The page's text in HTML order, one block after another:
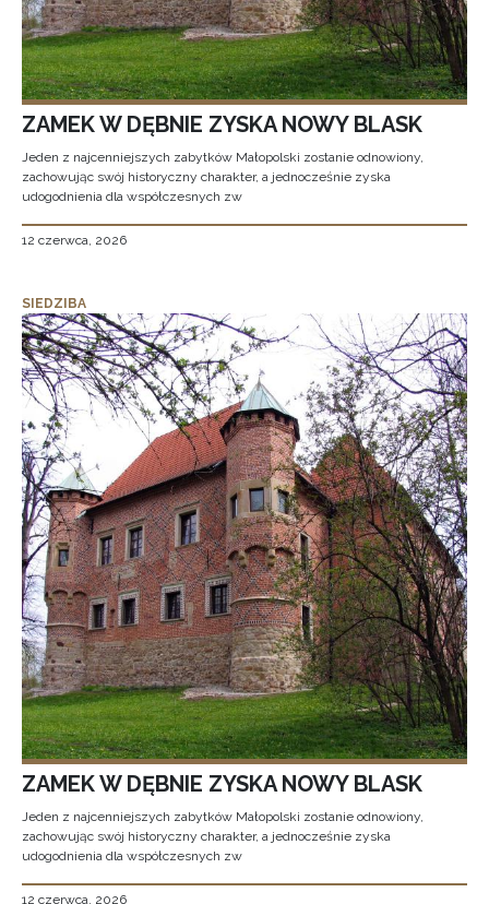
ZAMEK W DĘBNIE ZYSKA NOWY BLASK
Jeden z najcenniejszych zabytków Małopolski zostanie odnowiony,
zachowując swój historyczny charakter, a jednocześnie zyska
udogodnienia dla współczesnych zw
12 czerwca, 2026
SIEDZIBA
ZAMEK W DĘBNIE ZYSKA NOWY BLASK
Jeden z najcenniejszych zabytków Małopolski zostanie odnowiony,
zachowując swój historyczny charakter, a jednocześnie zyska
udogodnienia dla współczesnych zw
12 czerwca, 2026